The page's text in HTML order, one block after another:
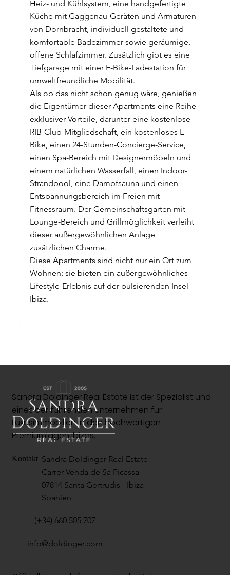
Heiz- und Kühlsystem, eine handgefertigte
Küche mit Gaggenau-Geräten und Armaturen
von Dornbracht, individuell gestaltete und
komfortable Badezimmer sowie geräumige,
offene Schlafzimmer. Zusätzlich gibt es eine
Tiefgarage mit einer E-Bike-Ladestation für
umweltfreundliche Mobilität.
Als ob das nicht schon genug wäre, genießen
die Eigentümer dieser Apartments eine Reihe
exklusiver Vorteile, darunter eine kostenlose
RIB-Club-Mitgliedschaft, ein kostenloses E-
Bike, einen 24-Stunden-Concierge-Service,
einen Spa-Bereich mit Designermöbeln und
einem natürlichen Wasserfall, einen Indoor-
Strandpool, eine Dampfsauna und einen
Entspannungsbereich im Freien mit
Fitnessraum. Der Gemeinschaftsgarten mit
Lounge-Bereich und Grillmöglichkeit verleiht
dieser außergewöhnlichen Anlage
zusätzlichen Charme.
Diese Apartments sind nicht nur ein Ort zum
Wohnen; sie bieten ein außergewöhnliches
Lifestyle-Erlebnis auf der pulsierenden Insel
Ibiza.
Sandra Doldinger Real Estate ist der Spezialist und
eines der führenden Unternehmen für
Luxusimmobilien in den hochwertigen
Premiumlagen Ibizas.
Kontakt Sandra Doldinger Real Estate
Carrer Venda de Sa Picassa
07814 Santa Gertrudis - Ibiza
Spanien
(+34) 660 505 707
info@doldinger.com